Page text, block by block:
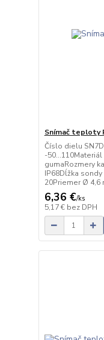
Snímač teploty
Číslo dielu
-50…110Materiál
gumaRozmery
IP68Dĺžka
20Priemer Ø 4,6
6,36 €/ks
5,17 € bez DPH